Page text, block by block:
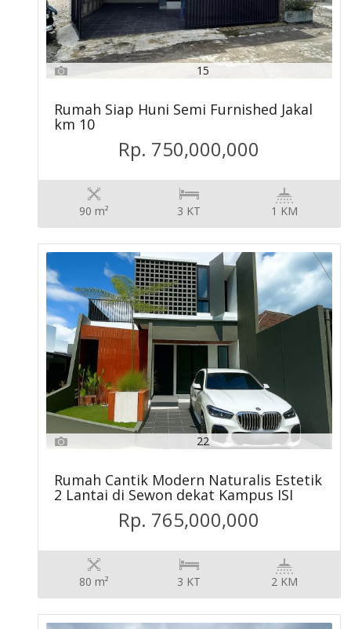
15
Rumah Siap Huni Semi Furnished Jakal
km 10
Rp. 750,000,000
90 m² 3 KT 1 KM
22
Rumah Cantik Modern Naturalis Estetik
2 Lantai di Sewon dekat Kampus ISI
Rp. 765,000,000
80 m² 3 KT 2 KM